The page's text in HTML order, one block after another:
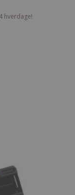
hverdage!